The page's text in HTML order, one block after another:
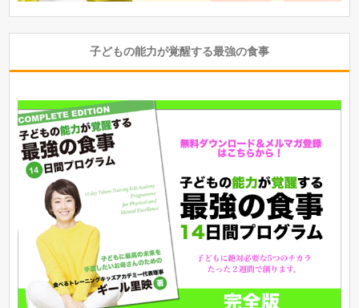
子どもの能力が覚醒する最強の食事